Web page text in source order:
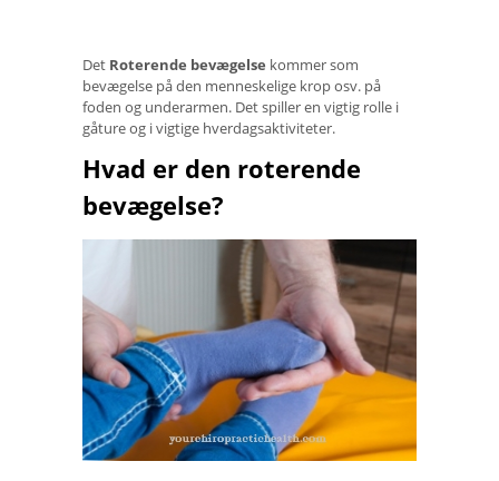
Det Roterende bevægelse kommer som
bevægelse på den menneskelige krop osv. på
foden og underarmen. Det spiller en vigtig rolle i
gåture og i vigtige hverdagsaktiviteter.
Hvad er den roterende
bevægelse?